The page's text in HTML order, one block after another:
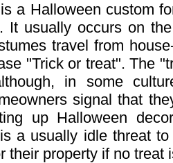
is a Halloween custom
It usually occurs on
travel from
"Trick or treat". The
in some
signal that
up Halloween
a usually idle threat
their property if no treat